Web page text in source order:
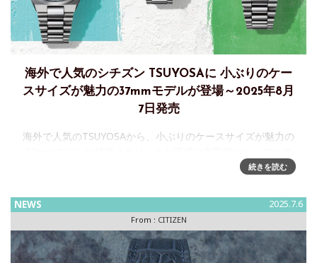
海外で人気のシチズン TSUYOSAに ⼩ぶりのケー
スサイズが魅⼒の37mmモデルが登場～2025年8月
7日発売
海外で人気のTSUYOSAから、⼩ぶりのケースサイズが魅⼒の
ベーシックな針とインデックスを組み合わせ、すっきりとし
続きを読む
NEWS 2025.7.6
From : CITIZEN